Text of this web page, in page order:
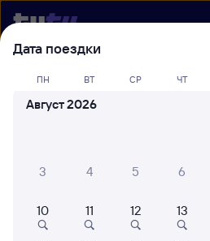
Выберите день,
билеты Козулька —
Куда
Когда
Дата поездки
ПН ВТ СР ЧТ
Август 2026
3 4 5 6
10 11 12 13